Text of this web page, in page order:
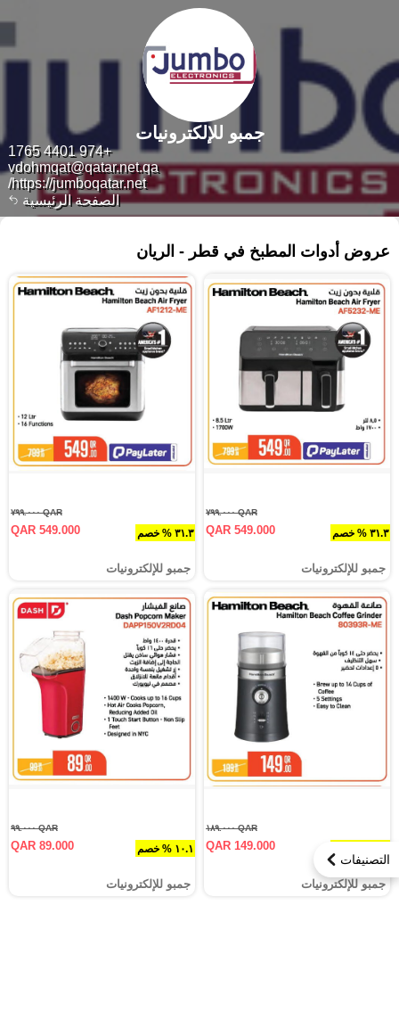
الصفحة الرئيسية
+974 4401 1765
vdohmqat@qatar.net.qa
https://jumboqatar.net/
جمبو للإلكترونيات
التصنيفات
عروض أدوات المطبخ في قطر - الريان
٣١.٣ % خصم
QAR ٧٩٩.٠٠٠
QAR 549.000
جمبو للإلكترونيات
٣١.٣ % خصم
QAR ٧٩٩.٠٠٠
QAR 549.000
جمبو للإلكترونيات
QAR ١٨٩.٠٠٠
QAR 149.000
جمبو للإلكترونيات
١٠.١ % خصم
QAR ٩٩.٠٠٠
QAR 89.000
جمبو للإلكترونيات